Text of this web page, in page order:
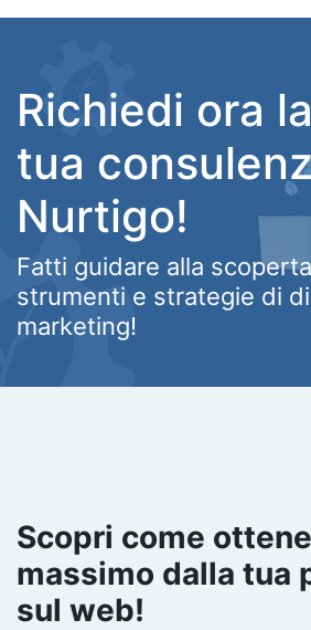
Richiedi ora la
tua
Nurtigo!
Fatti guidare alla
strumenti e strategie di
marketing!
Scopri come
massimo dalla tua
sul web!